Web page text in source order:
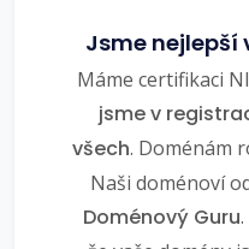
Jsme nejlepší
Máme certifikaci
jsme v
všech. Doménám
Naši doménoví
Doménový Guru